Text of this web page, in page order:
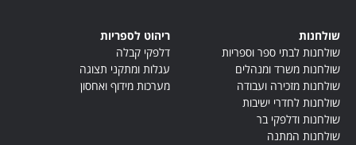
שולחנות
שולחנות לבתי ספר וספריות
שולחנות משרד ומנהלים
שולחנות מזכירה ועבודה
שולחנות לחדרי ישיבות
שולחנות ודלפקי בר
שולחנות המתנה
ריהוט לספריות
דלפקי קבלה
עגלות ומתקני תצוגה
מערכות מידוף ואחסון